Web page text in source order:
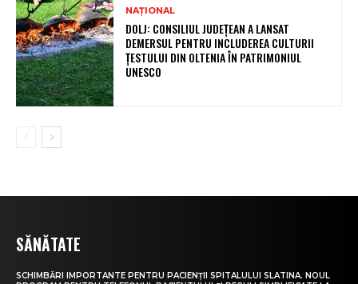
NAȚIONAL
DOLJ: CONSILIUL JUDEȚEAN A LANSAT
DEMERSUL PENTRU INCLUDEREA CULTURII
ȚESTULUI DIN OLTENIA ÎN PATRIMONIUL
UNESCO
SĂNĂTATE
SCHIMBĂRI IMPORTANTE PENTRU PACIENȚII SPITALULUI SLATINA. NOUL